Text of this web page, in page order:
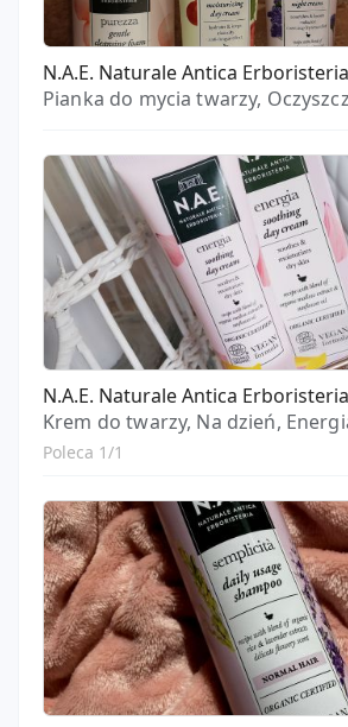
N.A.E. Naturale Antica
Pianka do mycia twarzy,
N.A.E. Naturale Antica
Krem do twarzy, Na dzień,
Poleca 1/1